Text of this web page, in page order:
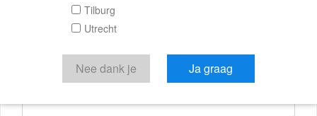
Door een bericht te sturen kom je in contact met de
aanbieder of makelaar van de woning.
Tilburg
Utrecht
Nee dank je Ja graag